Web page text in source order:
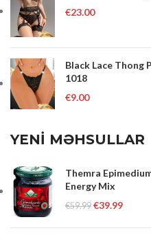
€23.00
Black Lace Thong
1018
€9.00
YENİ MƏHSULLAR
Themra
Energy Mix
€59.99 €39.99